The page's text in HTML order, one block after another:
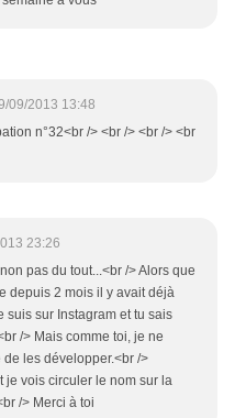
09/2013 13:48
n°32<br /> <br /> <br /> <br
23:26
pas du tout...<br /> Alors que
depuis 2 mois il y avait déjà
suis sur Instagram et tu sais
/> Mais comme toi, je ne
les développer.<br />
je vois circuler le nom sur la
/> Merci à toi